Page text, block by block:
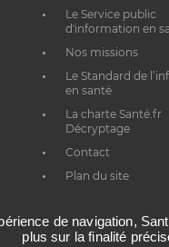
Le Service public
d'information en
Nos missions
Le Standard de
en santé
La charte Santé.fr
Décryptage
Contact
Plan du site
de navigation,
plus sur la finalité